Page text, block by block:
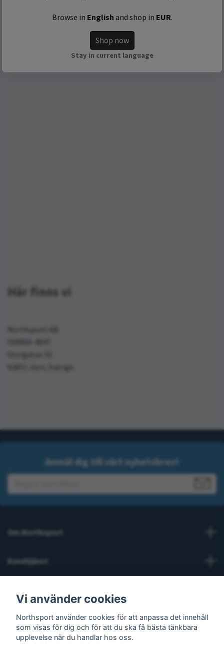
Här finns vi
93651 Jörn, Sverige.
Anmäl dig till vårt nyhetsbrev!
Om Northsport
Kundtjänst
Sosiale medier
Vi använder cookies
Northsport använder cookies för att anpassa det innehåll
som visas för dig och för att du ska få bästa tänkbara
upplevelse när du handlar hos oss.
Browse in English and shop in EUR.
Shop now
Stay in current language